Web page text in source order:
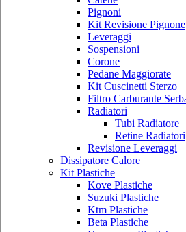
Pignoni
Kit Revisione Pignone
Leveraggi
Sospensioni
Corone
Pedane Maggiorate
Kit Cuscinetti Sterzo
Filtro Carburante
Radiatori
Tubi Radiatore
Retine Radiatori
Revisione Leveraggi
Dissipatore Calore
Kit Plastiche
Kove Plastiche
Suzuki Plastiche
Ktm Plastiche
Beta Plastiche